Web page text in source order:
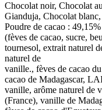
Chocolat noir, Chocolat
Gianduja, Chocolat blanc,
Poudre de cacao :
(fèves de cacao, sucre,
tournesol, extrait naturel
naturel de
vanille., fèves de cacao
cacao de Madagascar,
vanille, arôme naturel de
(France), vanille de